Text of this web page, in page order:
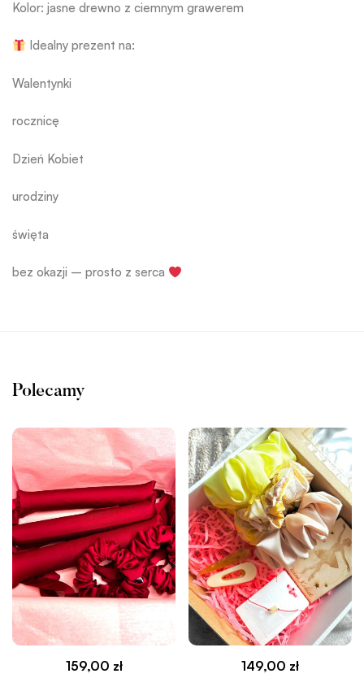
Kolor: jasne drewno z ciemnym grawerem
Idealny prezent na:
Walentynki
rocznicę
Dzień Kobiet
urodziny
święta
bez okazji – prosto z serca
Polecamy
159,00 zł
149,00 zł